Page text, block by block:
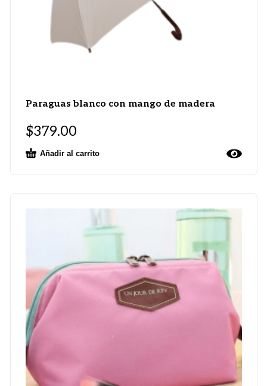
Paraguas blanco con mango de madera
$379.00
Añadir al carrito